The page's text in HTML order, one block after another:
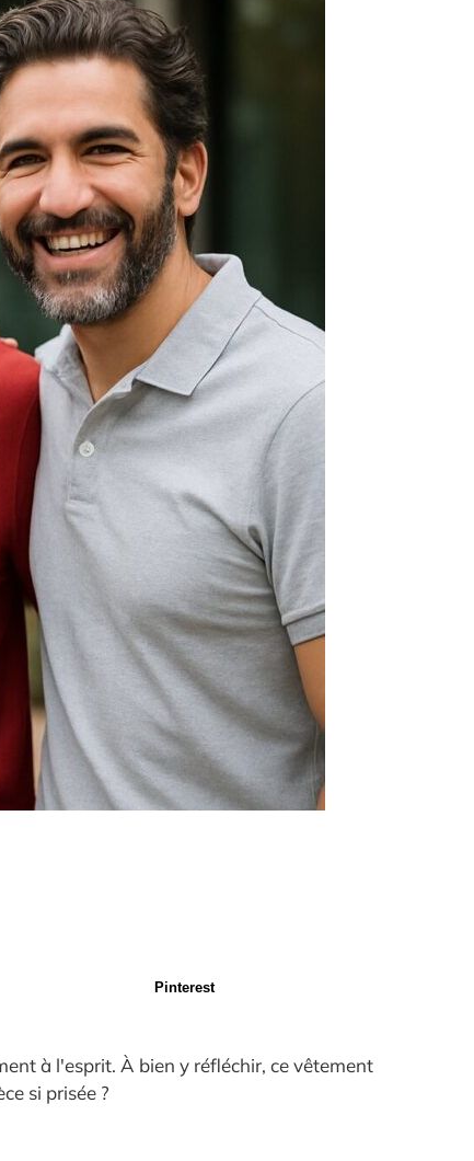
Pinterest
à l'esprit. À bien y réfléchir, ce vêtement
si prisée ?